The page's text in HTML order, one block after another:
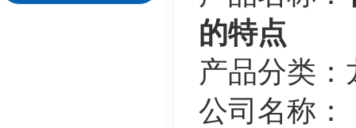
的特点
产品分类：
公司名称：